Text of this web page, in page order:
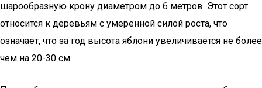
шарообразную крону диаметром до 6 метров. Этот сорт
относится к деревьям с умеренной силой роста, что
означает, что за год высота яблони увеличивается не более
чем на 20-30 см.